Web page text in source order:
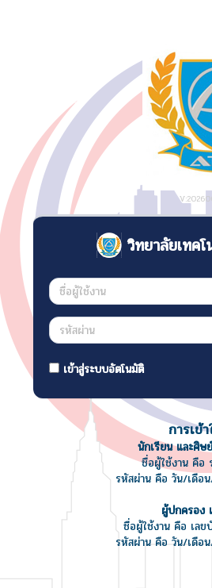
วิทยาลัยเทค
เข้าสู่ระบบอัตโนมัติ
การเข้
นักเรียน และศิษ
ชื่อผู้ใช้งาน คือ
รหัสผ่าน คือ วัน/เดื
ผู้ปกครอง
ชื่อผู้ใช้งาน คือ เลข
รหัสผ่าน คือ วัน/เดื